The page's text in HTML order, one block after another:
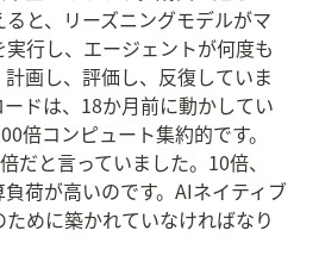
と、リーズニングモデルがマ
行し、エージェントが何度も
画し、評価し、反復していま
ドは、18か月前に動かしてい
倍コンピュート集約的です。
だと言っていました。10倍、
荷が高いのです。AIネイティブ
めに築かれていなければなり